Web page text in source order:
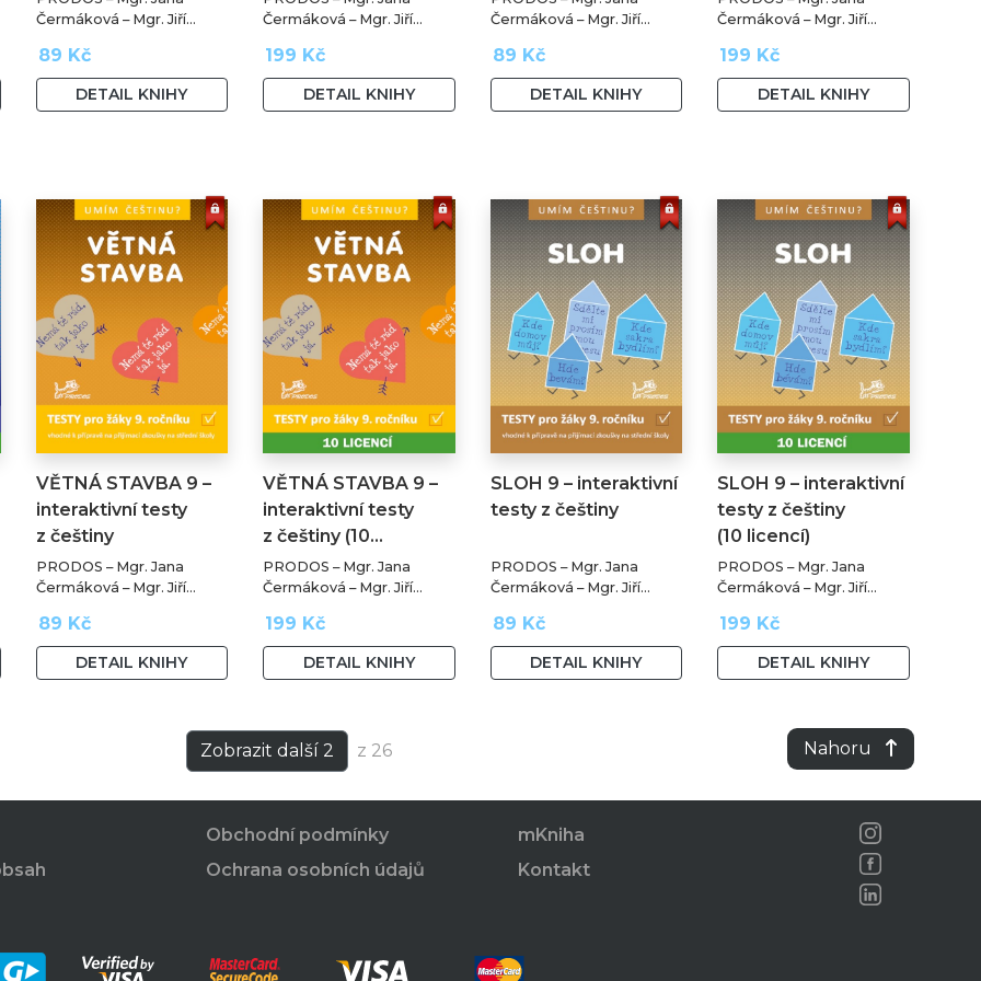
Čermáková – Mgr. Jiří
Mikulenková
89 Kč
DETAIL KNIHY
Čermáková – Mgr. Jiří
Mikulenková
199 Kč
DETAIL KNIHY
Čermáková – Mgr. Jiří
Mikulenková
89 Kč
DETAIL KNIHY
Čermáková – Mgr. Jiří
Mikulenková
199 Kč
DETAIL KNIHY
VĚTNÁ STAVBA 9 –
interaktivní testy
z češtiny
PRODOS – Mgr. Jana
Čermáková – Mgr. Jiří
Mikulenková
89 Kč
DETAIL KNIHY
VĚTNÁ STAVBA 9 –
interaktivní testy
z češtiny (10…
PRODOS – Mgr. Jana
Čermáková – Mgr. Jiří
Mikulenková
199 Kč
DETAIL KNIHY
SLOH 9 – interaktivní
testy z češtiny
PRODOS – Mgr. Jana
Čermáková – Mgr. Jiří
Mikulenková
89 Kč
DETAIL KNIHY
SLOH 9 – interaktivní
testy z češtiny
(10 licencí)
PRODOS – Mgr. Jana
Čermáková – Mgr. Jiří
Mikulenková
199 Kč
DETAIL KNIHY
Nahoru
Zobrazit další 2 z 26
Obchodní podmínky
Ochrana osobních údajů
mKniha
Kontakt